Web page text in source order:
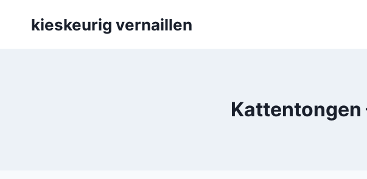
kieskeurig vernaillen
Kattentongen